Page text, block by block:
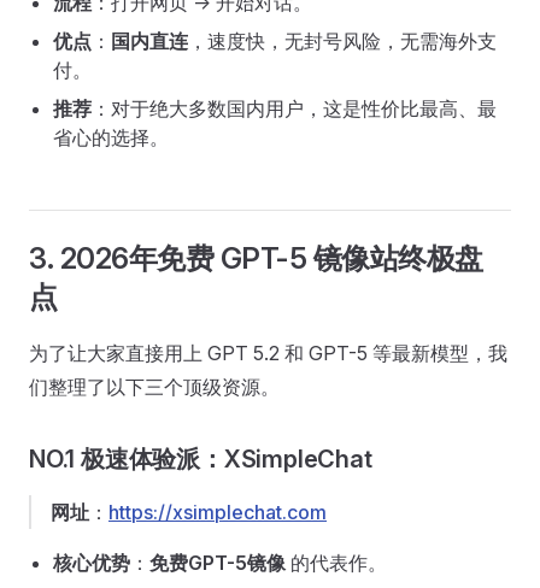
优点 ： 国内直连 ，速度快，无封号风险，无需海外支
付。
推荐 ：对于绝大多数国内用户，这是性价比最高、最
省心的选择。
3. 2026年免费 GPT-5 镜像站终极盘
点
为了让大家直接用上 GPT 5.2 和 GPT-5 等最新模型，我
们整理了以下三个顶级资源。
NO.1 极速体验派：XSimpleChat
网址 ： https://xsimplechat.com
核心优势 ： 免费GPT-5镜像的代表作。